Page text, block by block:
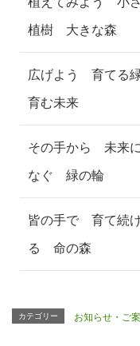
植樹 大きな森
広げよう 育てる
育む未来
その手から 未来
なぐ 緑の輪
皆の手で 育て続
る 命の森
カテゴリー お知らせ・ご